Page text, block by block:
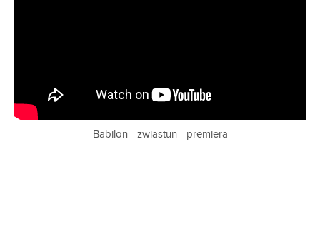
Babilon - zwiastun - premiera